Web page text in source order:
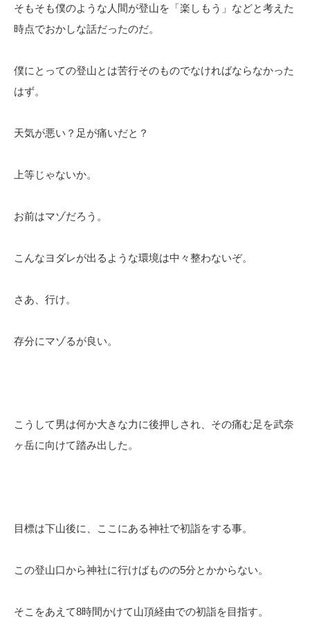
そもそも僕のような人間が登山を「楽しもう」などと考えた
時点でおかしな話だったのだ。
僕にとっての登山とは苦行そのものでなければならなかった
はず。
天気が悪い？足が痛いだと？
上等じゃないか。
お前はマゾだろう。
こんなヨダレが出るような環境は中々整わないぞ。
さあ、行け。
存分にマゾるが良い。
こうして男は何か大きな力に後押しされ、その痛む足を武奈
ヶ岳に向けて踏み出した。
目標は下山後に、ここにある神社で初詣をする事。
この登山口から神社に行けばものの5分とかからない。
そこをあえて8時間かけて山頂経由での初詣を目指す。